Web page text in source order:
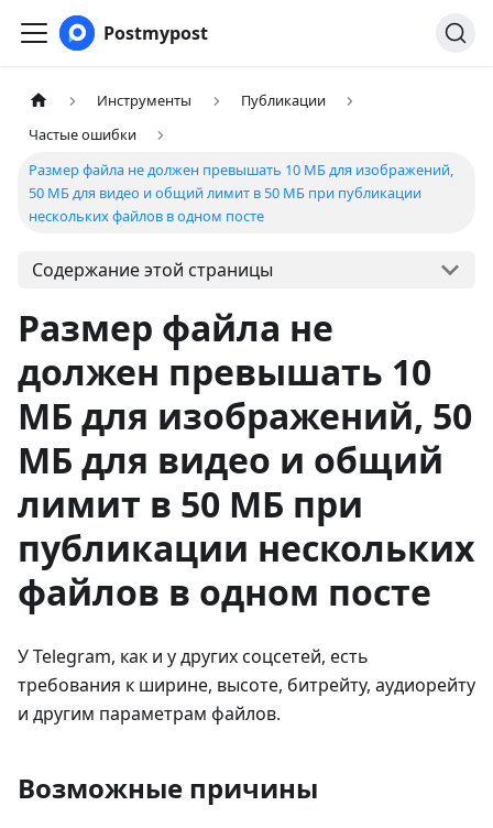
Postmypost
Инструменты
Публикации
Частые ошибки
Размер файла не должен превышать 10 МБ для изображений,
50 МБ для видео и общий лимит в 50 МБ при публикации
нескольких файлов в одном посте
Содержание этой страницы
Размер файла не
должен превышать 10
МБ для изображений, 50
МБ для видео и общий
лимит в 50 МБ при
публикации нескольких
файлов в одном посте
У Telegram, как и у других соцсетей, есть
требования к ширине, высоте, битрейту, аудиорейту
и другим параметрам файлов.
Возможные причины